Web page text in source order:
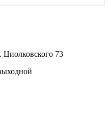
Циолковского 73